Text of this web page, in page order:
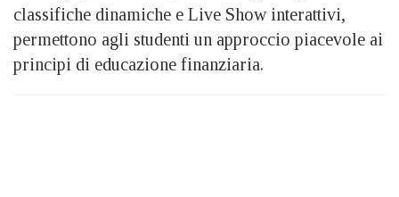
classifiche dinamiche e Live Show interattivi,
permettono agli studenti un approccio piacevole ai
principi di educazione finanziaria.